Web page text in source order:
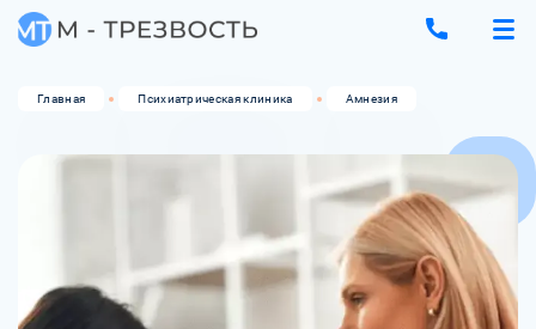
Главная Психиатрическая клиника Амнезия